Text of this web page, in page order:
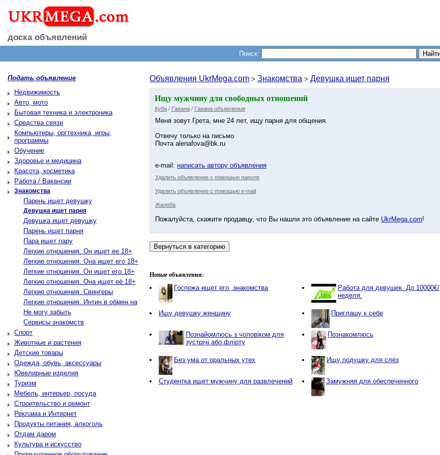
доска объявлений
Поиск:
Подать объявление
Недвижимость
Авто, мото
Бытовая техника и электроника
Средства связи
Компьютеры, оргтехника, игры,
программы
Обучение
Здоровье и медицина
Красота, косметика
Работа / Вакансии
Знакомства
Парень ищет девушку
Девушка ищет парня
Девушка ищет девушку
Парень ищет парня
Пара ищет пару
Легкие отношения. Он ищет ее 18+
Легкие отношения. Она ищет его 18+
Легкие отношения. Он ищет его 18+
Легкие отношения. Она ищет её 18+
Легкие отношения. Свингеры
Легкие отношения. Интин в обмен на
Не могу забыть
Сервисы знакомств
Спорт
Животные и растения
Детские товары
Одежда, обувь, аксессуары
Ювелирные изделия
Туризм
Мебель, интерьер, посуда
Строительство и ремонт
Реклама и Интернет
Продукты питания, алкоголь
Отдам даром
Культура и искусство
Объявления UkrMega.com > Знакомства > Девушка ищет парня
Ищу мужчину для свободных отношений
Куба /Гавана /Гавана объявления
Меня зовут Грета, мне 24 лет, ищу парня для общения.
Отвечу только на письмо
Почта alenafova@bk.ru
e-mail: написать автору объявления
Удалить объявление с помощью пароля
Удалить объявление с помощью e-mail
Жалоба
Пожалуйста, скажите продавцу, что Вы нашли это объявление на сайте UkrMega.com!
Новые объявления:
Госпожа ищет его, знакомства
Работа для девушек. До 10000€/
неделя.
Ищу девушку женщину Приглашу к себе
Пoзнaйoмлюсь з чoлoвікoм для
зуcтpічі або флipту
Познакомлюсь
Без ума от оральных утех Ищу подушку для слёз
Студентка ищет мужчину для развлечений Замужняя для обеспеченного